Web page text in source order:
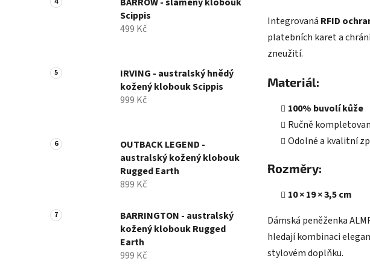
Scippis
499 Kč
IRVING - australský hnědý
kožený klobouk Scippis
999 Kč
OUTBACK LEGEND -
australský kožený klobouk
Rugged Earth
899 Kč
BARRINGTON - australský
kožený klobouk Rugged
Earth
999 Kč
Integrovaná RFID
platebních karet a
zneužití.
Materiál:
100% buvolí kůže
Ručně
Odolné a kvalitní
Rozměry:
10 × 19 × 3,5 cm
Dámská peněženka
hledají kombinaci
stylovém doplňku.